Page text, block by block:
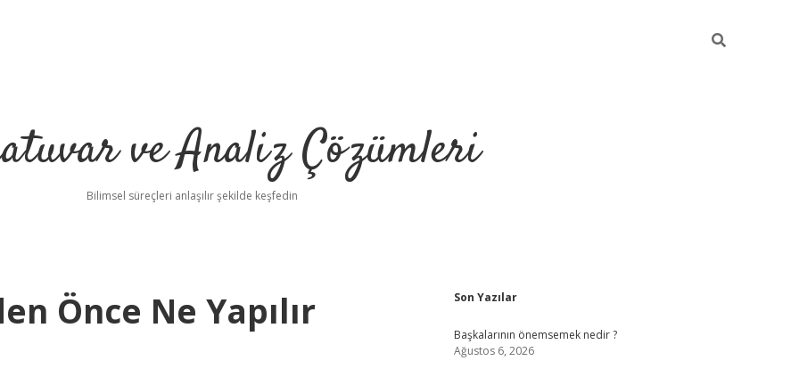
ve Analiz Çözümleri
Bilimsel süreçleri anlaşılır şekilde keşfedin
Önce Ne Yapılır Sidebar
Son Yazılar
Başkalarının önemsemek nedir ?
Ağustos 6, 2026